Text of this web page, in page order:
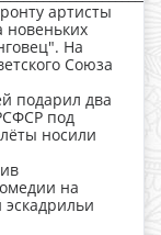
артисты
новеньких
На
Союза
подарил два
под
носили
на